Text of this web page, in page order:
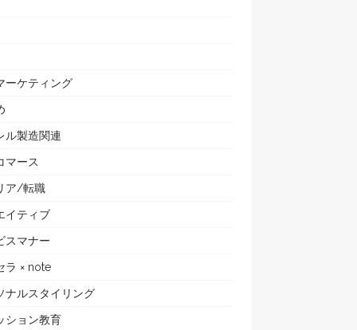
ーケティング
ル製造関連
マース
ア/転職
イティブ
スマナー
ラ × note
ナルスタイリング
ション教育